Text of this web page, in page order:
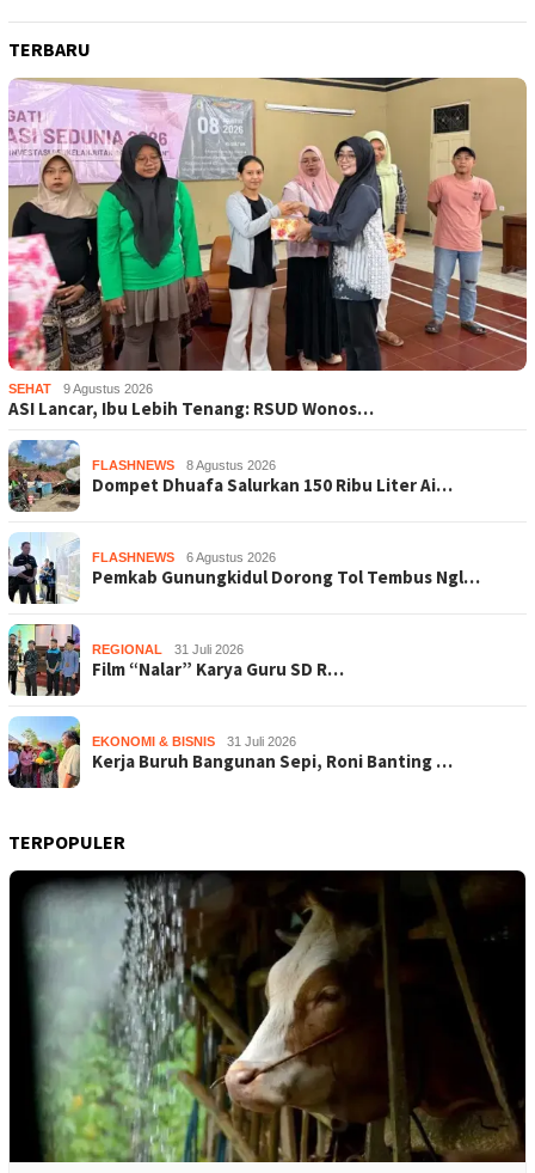
TERBARU
SEHAT 9 Agustus 2026
ASI Lancar, Ibu Lebih Tenang: RSUD Wonos…
FLASHNEWS 8 Agustus 2026
Dompet Dhuafa Salurkan 150 Ribu Liter Ai…
FLASHNEWS 6 Agustus 2026
Pemkab Gunungkidul Dorong Tol Tembus Ngl…
REGIONAL 31 Juli 2026
Film “Nalar” Karya Guru SD R…
EKONOMI & BISNIS 31 Juli 2026
Kerja Buruh Bangunan Sepi, Roni Banting …
TERPOPULER